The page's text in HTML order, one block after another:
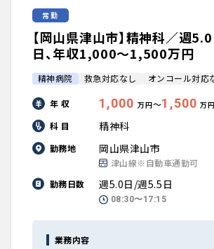
常勤
【岡山県津山市】精神科／週
日、年収1,000〜1,500万円
精神病院 救急対応なし オンコール対応
年 収 1,000 万円〜1,500 万円
科 目 精神科
勤務地 岡山県津山市
津山線※自動車通勤可
勤務日数
週5.0日/週5.5日
08:30〜17:15
業務内容